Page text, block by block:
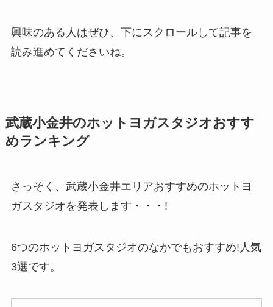
興味のある人はぜひ、下にスクロールして記事を
読み進めてくださいね。
武蔵小金井のホットヨガスタジオおすす
めランキング
さっそく、武蔵小金井エリアおすすめのホットヨ
ガスタジオを発表します・・・!
6つのホットヨガスタジオのなかでもおすすめ!人気
3選です。